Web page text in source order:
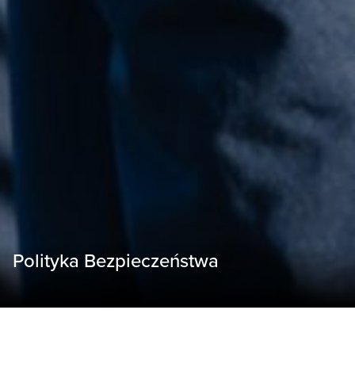
Polityka Bezpieczeństwa